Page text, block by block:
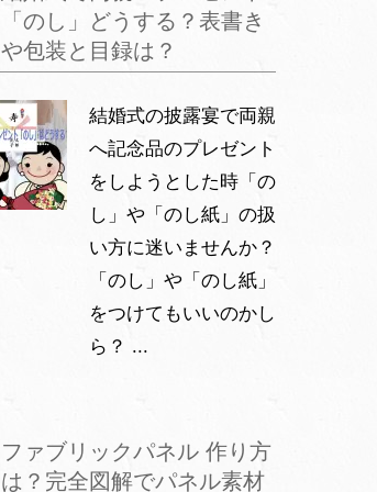
「のし」どうする？表書き
や包装と目録は？
結婚式の披露宴で両親
へ記念品のプレゼント
をしようとした時「の
し」や「のし紙」の扱
い方に迷いませんか？
「のし」や「のし紙」
をつけてもいいのかし
ら？ ...
ファブリックパネル 作り方
は？完全図解でパネル素材